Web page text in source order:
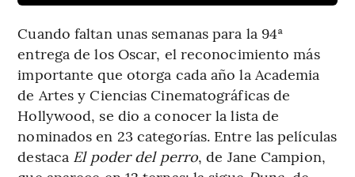
Cuando faltan unas semanas para la 94ª
entrega de los Oscar, el reconocimiento más
importante que otorga cada año la Academia
de Artes y Ciencias Cinematográficas de
Hollywood, se dio a conocer la lista de
nominados en 23 categorías. Entre las películas
destaca El poder del perro, de Jane Campion,